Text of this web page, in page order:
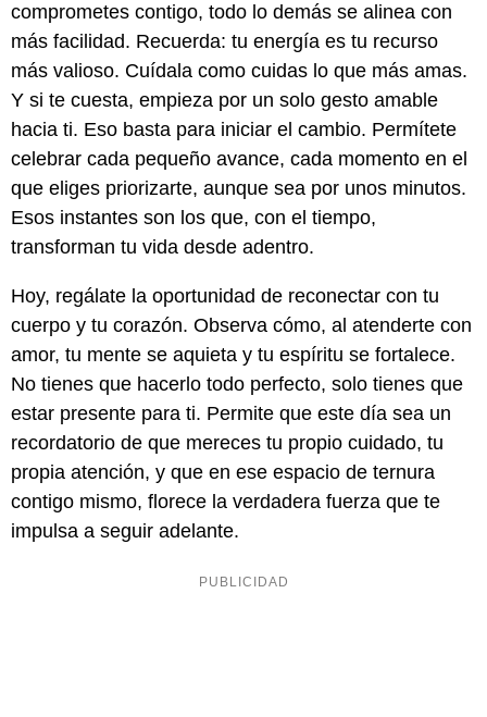
comprometes contigo, todo lo demás se alinea con
más facilidad. Recuerda: tu energía es tu recurso
más valioso. Cuídala como cuidas lo que más amas.
Y si te cuesta, empieza por un solo gesto amable
hacia ti. Eso basta para iniciar el cambio. Permítete
celebrar cada pequeño avance, cada momento en el
que eliges priorizarte, aunque sea por unos minutos.
Esos instantes son los que, con el tiempo,
transforman tu vida desde adentro.
Hoy, regálate la oportunidad de reconectar con tu
cuerpo y tu corazón. Observa cómo, al atenderte con
amor, tu mente se aquieta y tu espíritu se fortalece.
No tienes que hacerlo todo perfecto, solo tienes que
estar presente para ti. Permite que este día sea un
recordatorio de que mereces tu propio cuidado, tu
propia atención, y que en ese espacio de ternura
contigo mismo, florece la verdadera fuerza que te
impulsa a seguir adelante.